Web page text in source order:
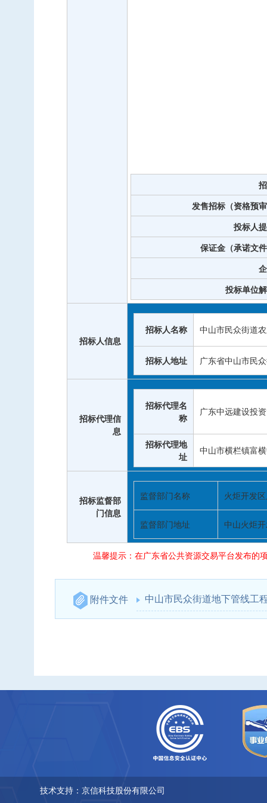
发售招标（资格预
投标人
保证金（承诺文
投标单位
招标人信息
招标人名称 中山市民众街道
招标人地址 广东省中山市民
招标代理信
息
招标代理名
称
广东中远建设投
招标代理地
址
中山市横栏镇富
招标监督部
门信息
监督部门名称 火炬开发
监督部门地址 中山火炬
温馨提示：在广东省公共资源交易平台发布的
附件文件 中山市民众街道地下管线工
技术支持：京信科技股份有限公司